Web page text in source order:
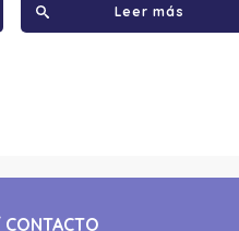
Leer más